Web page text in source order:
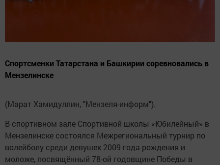
Спортсменки Татарстана и Башкирии соревновались в
Мензелинске
(Марат Хамидуллин, "Мензеля-информ").
В спортивном зале Спортивной школы «Юбилейный» в
Мензелинске состоялся Межрегиональный турнир по
волейболу среди девушек 2009 года рождения и
моложе, посвящённый 78-ой годовщине Победы в